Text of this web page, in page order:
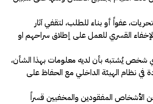
عفواً أو بناء للطلب، لتقفي آثار
القسري للعمل على إطلاق سراحهم او
شخص يُشتبه بأن لديه معلومات بهذا الشأن،
في نظام الهيئة الداخلي مع الحفاظ على
عن الأشخاص المفقودين والمخفيين قسراً